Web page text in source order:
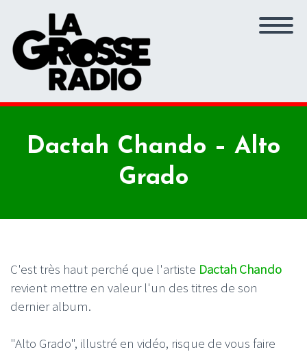
Dactah Chando – Alto
Grado
C'est très haut perché que l'artiste Dactah Chando
revient mettre en valeur l'un des titres de son
dernier album.
"Alto Grado", illustré en vidéo, risque de vous faire